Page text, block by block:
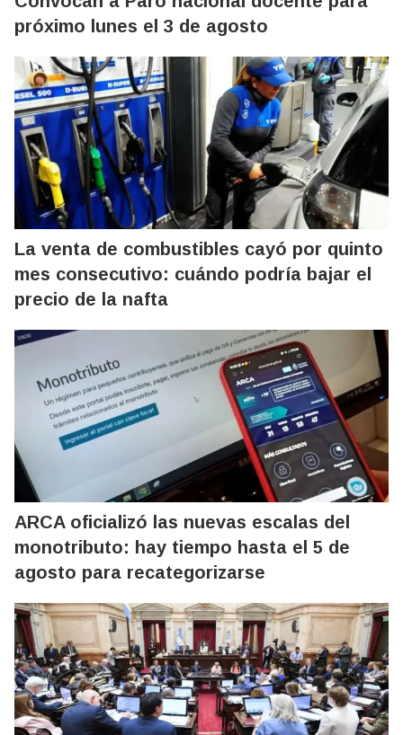
próximo lunes el 3 de agosto
La venta de combustibles cayó por quinto
mes consecutivo: cuándo podría bajar el
precio de la nafta
ARCA oficializó las nuevas escalas del
monotributo: hay tiempo hasta el 5 de
agosto para recategorizarse